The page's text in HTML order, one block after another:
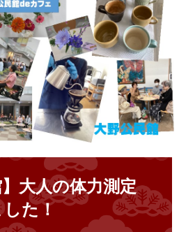
大人の体力測定
た！